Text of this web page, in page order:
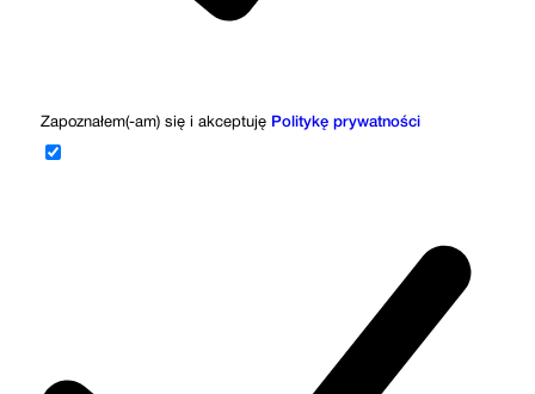
Zapoznałem(-am) się i akceptuję Politykę prywatności